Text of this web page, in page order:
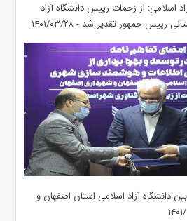
اسلامی: از زحمات رییس دانشگاه آزاد
جمهور تقدیر شد - ۱۴۰۱/۰۳/۲۸
دانشگاه آزاد اسلامی استان اصفهان و